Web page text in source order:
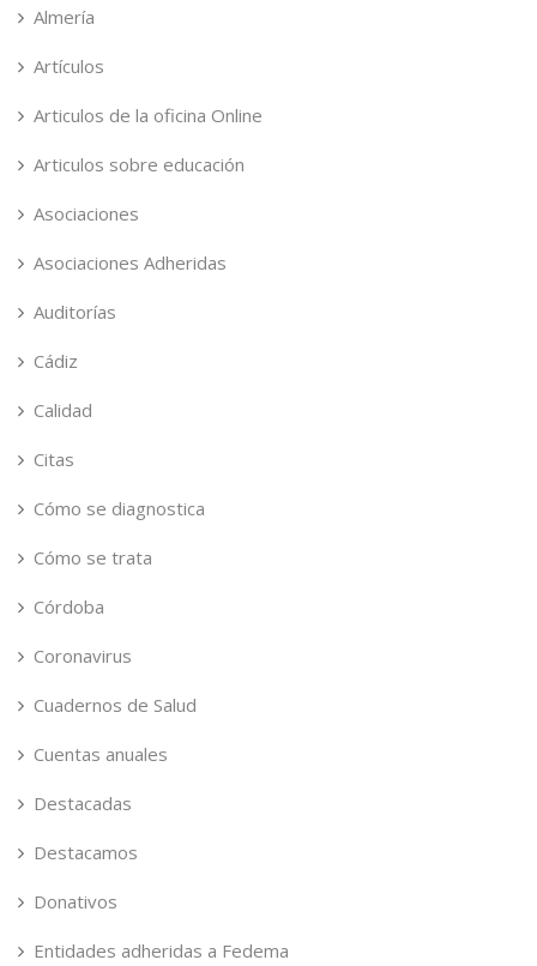
Almería
Artículos
Articulos de la oficina Online
Articulos sobre educación
Asociaciones
Asociaciones Adheridas
Auditorías
Cádiz
Calidad
Citas
Cómo se diagnostica
Cómo se trata
Córdoba
Coronavirus
Cuadernos de Salud
Cuentas anuales
Destacadas
Destacamos
Donativos
Entidades adheridas a Fedema